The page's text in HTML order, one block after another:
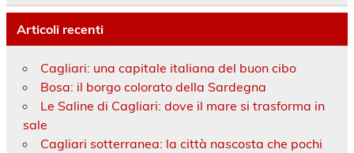
Articoli recenti
Cagliari: una capitale italiana del buon cibo
Bosa: il borgo colorato della Sardegna
Le Saline di Cagliari: dove il mare si trasforma in
sale
Cagliari sotterranea: la città nascosta che pochi